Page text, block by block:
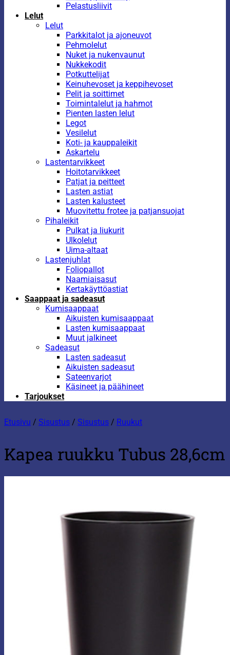
Pelastusliivit
Lelut
Lelut
Parkkitalot ja ajoneuvot
Pehmolelut
Nuket ja nukenvaunut
Nukkekodit
Potkuttelijat
Keinuhevoset ja keppihevoset
Pelit ja soittimet
Toimintalelut ja hahmot
Pienten lasten lelut
Legot
Vesilelut
Koti- ja kauppaleikit
Askartelu
Lastentarvikkeet
Hoitotarvikkeet
Patjat ja peitteet
Lasten astiat
Lasten kalusteet
Muovitettu frotee ja patjansuojat
Pihaleikit
Pulkat ja liukurit
Ulkolelut
Uima-altaat
Lastenjuhlat
Foliopallot
Naamiaisasut
Kertakäyttöastiat
Saappaat ja sadeasut
Kumisaappaat
Aikuisten kumisaappaat
Lasten kumisaappaat
Muut jalkineet
Sadeasut
Lasten sadeasut
Aikuisten sadeasut
Sateenvarjot
Käsineet ja päähineet
Tarjoukset
Etusivu / Sisustus / Sisustus / Ruukut
Kapea ruukku Tubus 28,6cm